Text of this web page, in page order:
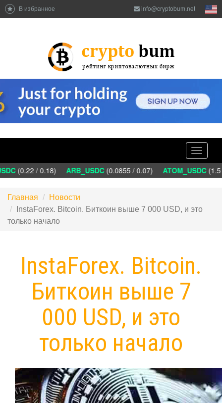
В избранное info@cryptobum.net
Toggle
(0.22 / 0.18) ARB_USDC(0.0855 / 0.07) ATOM_USDC(1.5
Главная
Новости
InstaForex. Bitcoin. Биткоин выше 7 000 USD, и это
только начало
InstaForex. Bitcoin.
Биткоин выше 7
000 USD, и это
только начало